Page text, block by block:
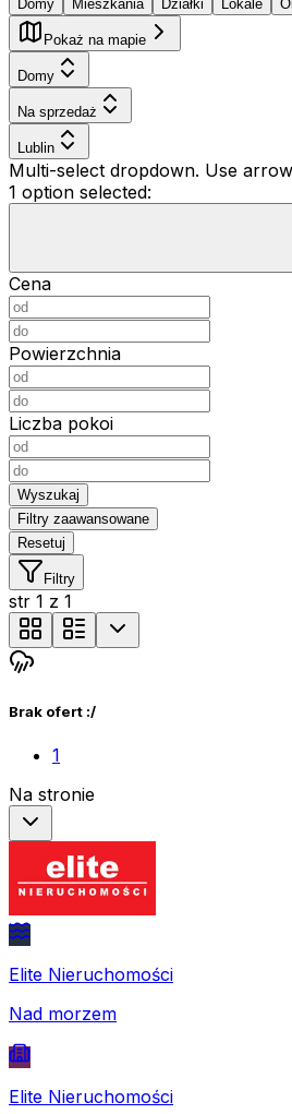
Domy Mieszkania Działki Lokale
Pokaż na mapie
Domy
Na sprzedaż
Lublin
Multi-select dropdown. Use
1 option selected:
Cena
Powierzchnia
Liczba pokoi
Wyszukaj
Filtry zaawansowane
Resetuj
Filtry
str 1 z 1
Brak ofert :/
1
Na stronie
Elite Nieruchomości
Nad morzem
Elite Nieruchomości